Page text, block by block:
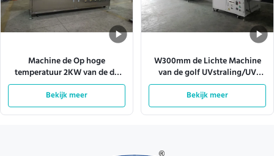
Machine de Op hoge
temperatuur 2KW van de de
Sterilisatie UVstraling van 220V
50HZ
Bekijk meer
W300mm de Lichte Machine
van de golf UVstraling/UV
Genezende Machine 10m/min
Bekijk meer